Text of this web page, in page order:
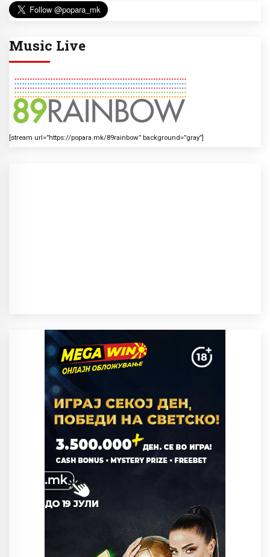
Music Live
[stream url=”https://popara.mk/89rainbow” background=”gray”]